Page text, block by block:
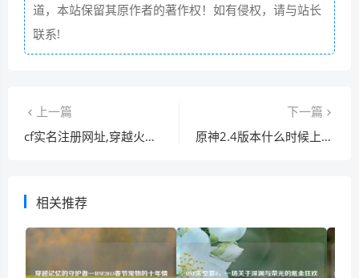
道，本站保留其原作者的著作权！如有侵权，请与站长
联系!
上一篇
cf实名注册网址,穿越火线第三步申诉怎么过
下一篇
原神2.4版本什么时候上线,2月原神出了没
相关推荐